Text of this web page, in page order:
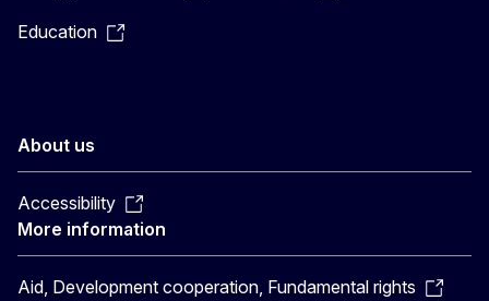
Education
About us
Accessibility
More information
Aid, Development cooperation, Fundamental rights